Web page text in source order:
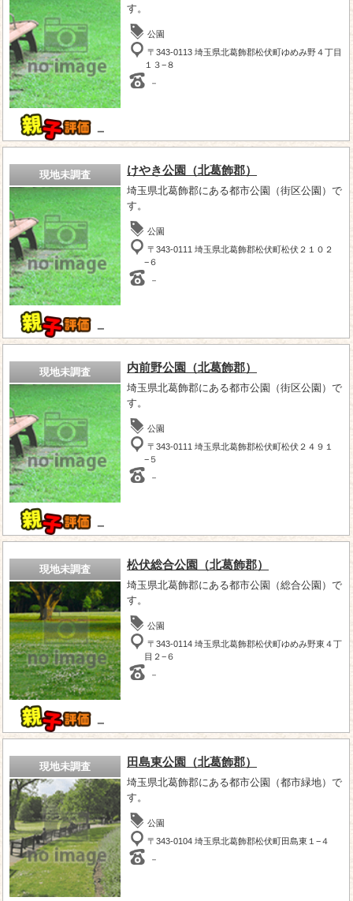
－
す。
公園
〒343-0113 埼玉県北葛飾郡松伏町ゆめみ野４丁目
１３−８
－
現地未調査
－
けやき公園（北葛飾郡）
埼玉県北葛飾郡にある都市公園（街区公園）で
す。
公園
〒343-0111 埼玉県北葛飾郡松伏町松伏２１０２
−６
－
現地未調査
－
内前野公園（北葛飾郡）
埼玉県北葛飾郡にある都市公園（街区公園）で
す。
公園
〒343-0111 埼玉県北葛飾郡松伏町松伏２４９１
−５
－
現地未調査
－
松伏総合公園（北葛飾郡）
埼玉県北葛飾郡にある都市公園（総合公園）で
す。
公園
〒343-0114 埼玉県北葛飾郡松伏町ゆめみ野東４丁
目２−６
－
現地未調査 田島東公園（北葛飾郡）
埼玉県北葛飾郡にある都市公園（都市緑地）で
す。
公園
〒343-0104 埼玉県北葛飾郡松伏町田島東１−４
－